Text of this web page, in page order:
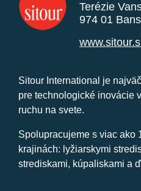
Terézie
974 01
Sitour International je
pre technologické inovácie
ruchu na svete.
Spolupracujeme s viac ako
krajinách: lyžiarskymi
strediskami, kúpaliskami a